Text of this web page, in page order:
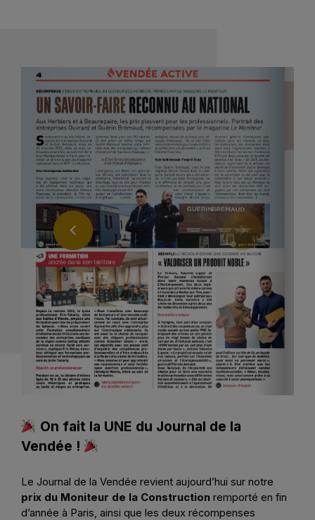
On fait la UNE du Journal de la
Vendée !
Le Journal de la Vendée revient aujourd’hui sur notre
prix du Moniteur de la Construction remporté en fin
d’année à Paris, ainsi que les deux récompenses